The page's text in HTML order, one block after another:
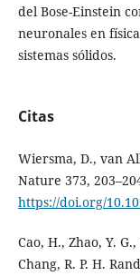
del Bose-Einstein
neuronales en
sistemas sólidos.
Citas
Wiersma, D., van
Nature 373,
https://doi.org/
Cao, H., Zhao, Y.
Chang, R. P. H.